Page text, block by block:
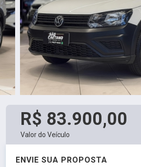
R$ 83.900,00
Valor do Veículo
ENVIE SUA PROPOSTA